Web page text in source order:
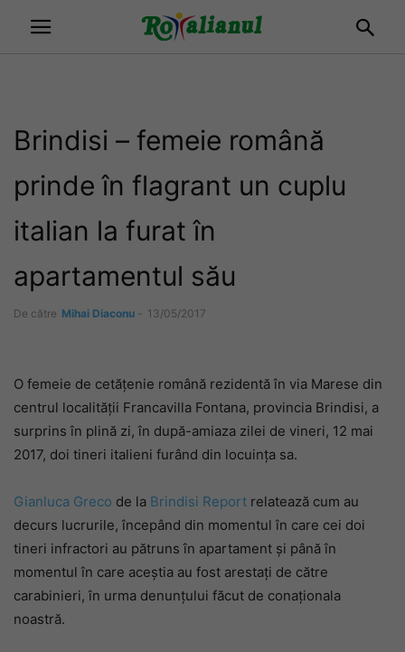
Brindisi – femeie română
prinde în flagrant un cuplu
italian la furat în
apartamentul său
De către Mihai Diaconu - 13/05/2017
O femeie de cetățenie română rezidentă în via Marese din
centrul localității Francavilla Fontana, provincia Brindisi, a
surprins în plină zi, în după-amiaza zilei de vineri, 12 mai
2017, doi tineri italieni furând din locuința sa.
Gianluca Greco de la Brindisi Report relatează cum au
decurs lucrurile, începând din momentul în care cei doi
tineri infractori au pătruns în apartament și până în
momentul în care aceștia au fost arestați de către
carabinieri, în urma denunțului făcut de conaționala
noastră.